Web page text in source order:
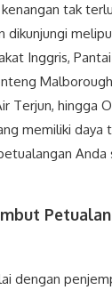
tak
dikunjungi
Inggris,
Terjun, hingga
memiliki daya
Anda
dengan